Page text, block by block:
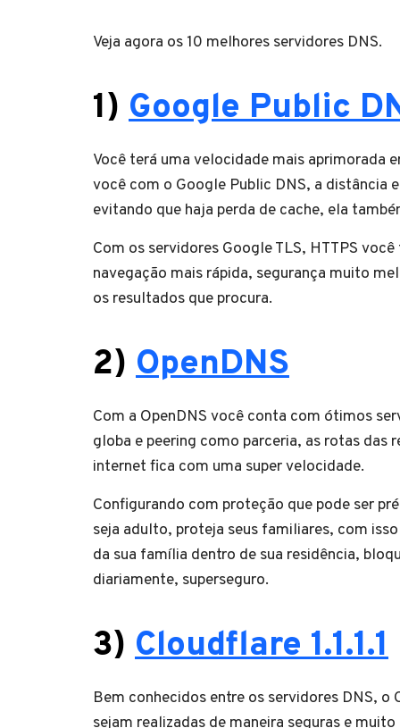
Veja agora os 10 melhores servidores DNS.
1) Google Public
Você terá uma velocidade mais aprimorada
você com o Google Public DNS, a distância
evitando que haja perda de cache, ela
Com os servidores Google TLS, HTTPS
navegação mais rápida, segurança muito
os resultados que procura.
2) OpenDNS
Com a OpenDNS você conta com ótimos
globa e peering como parceria, as rotas das
internet fica com uma super velocidade.
Configurando com proteção que pode ser
seja adulto, proteja seus familiares, com
da sua família dentro de sua residência,
diariamente, superseguro.
3) Cloudflare 1.1.1.1
Bem conhecidos entre os servidores DNS,
sejam realizadas de maneira seguras e muito